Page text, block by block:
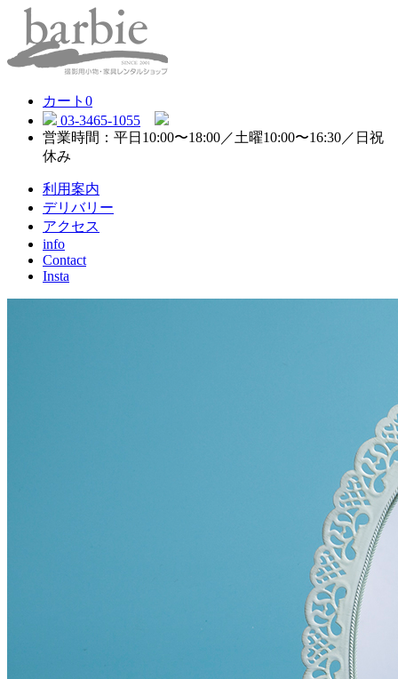
カート 0
03-3465-1055
営業時間：平日10:00〜18:00／土曜10:00〜16:30／日祝
休み
利用案内
デリバリー
アクセス
info
Contact
Insta